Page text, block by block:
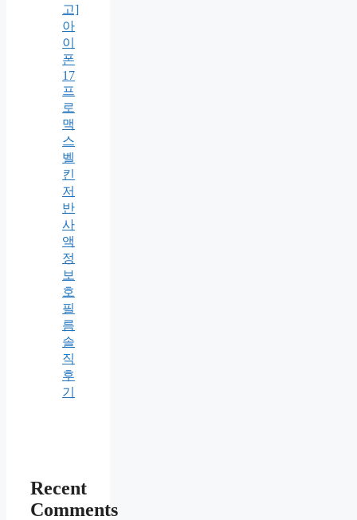
고]
아
이
폰
17
프
로
맥
스
벨
킨
저
반
사
액
정
보
호
필
름
솔
직
후
기
Recent
Comments